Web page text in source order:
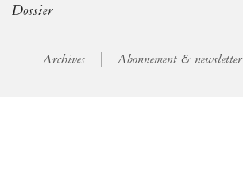
Dossier
Archives Abonnement & newsletter